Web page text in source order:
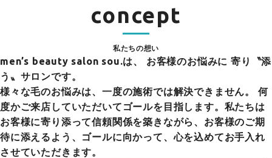
concept
私たちの想い
men’s beauty salon sou.は、
お客様のお悩みに 寄り〝添
う〟サロンです。
様々な毛のお悩みは、一度の施術では解決できません。 何
度かご来店していただいてゴールを目指します。私たちは
お客様に寄り添って信頼関係を築きながら、お客様のご期
待に添えるよう、ゴールに向かって、心を込めてお手入れ
させていただきます。